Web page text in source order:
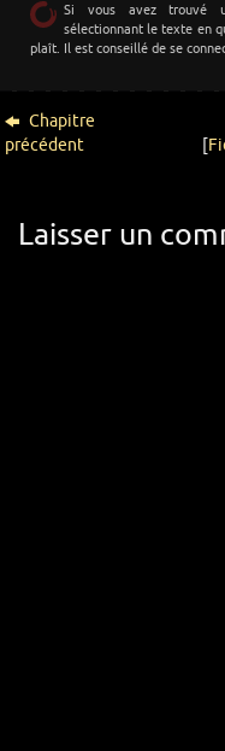
Si vous avez trouvé
sélectionnant le texte en
plaît. Il est conseillé de se
Chapitre
précédent
[
Laisser un